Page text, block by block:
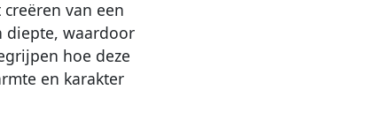
van een
diepte, waardoor
hoe deze
en karakter